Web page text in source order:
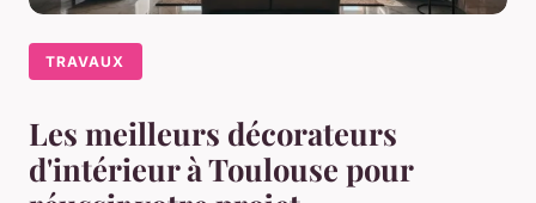
TRAVAUX
Les meilleurs décorateurs
d'intérieur à Toulouse pour